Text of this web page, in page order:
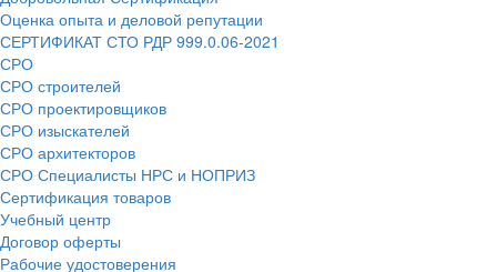
Оценка опыта и деловой репутации
СЕРТИФИКАТ СТО РДР 999.0.06-2021
СРО
СРО строителей
СРО проектировщиков
СРО изыскателей
СРО архитекторов
СРО Специалисты НРС и НОПРИЗ
Сертификация товаров
Учебный центр
Договор оферты
Рабочие удостоверения